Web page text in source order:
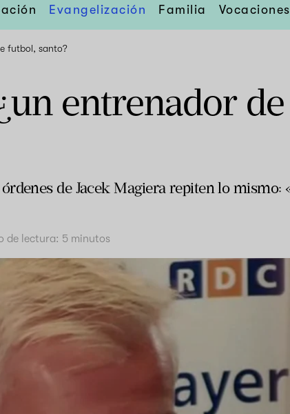
Evangelización Familia Vocaciones
futbol, santo?
entrenador de
de Jacek Magiera repiten lo mismo:
de lectura: 5 minutos